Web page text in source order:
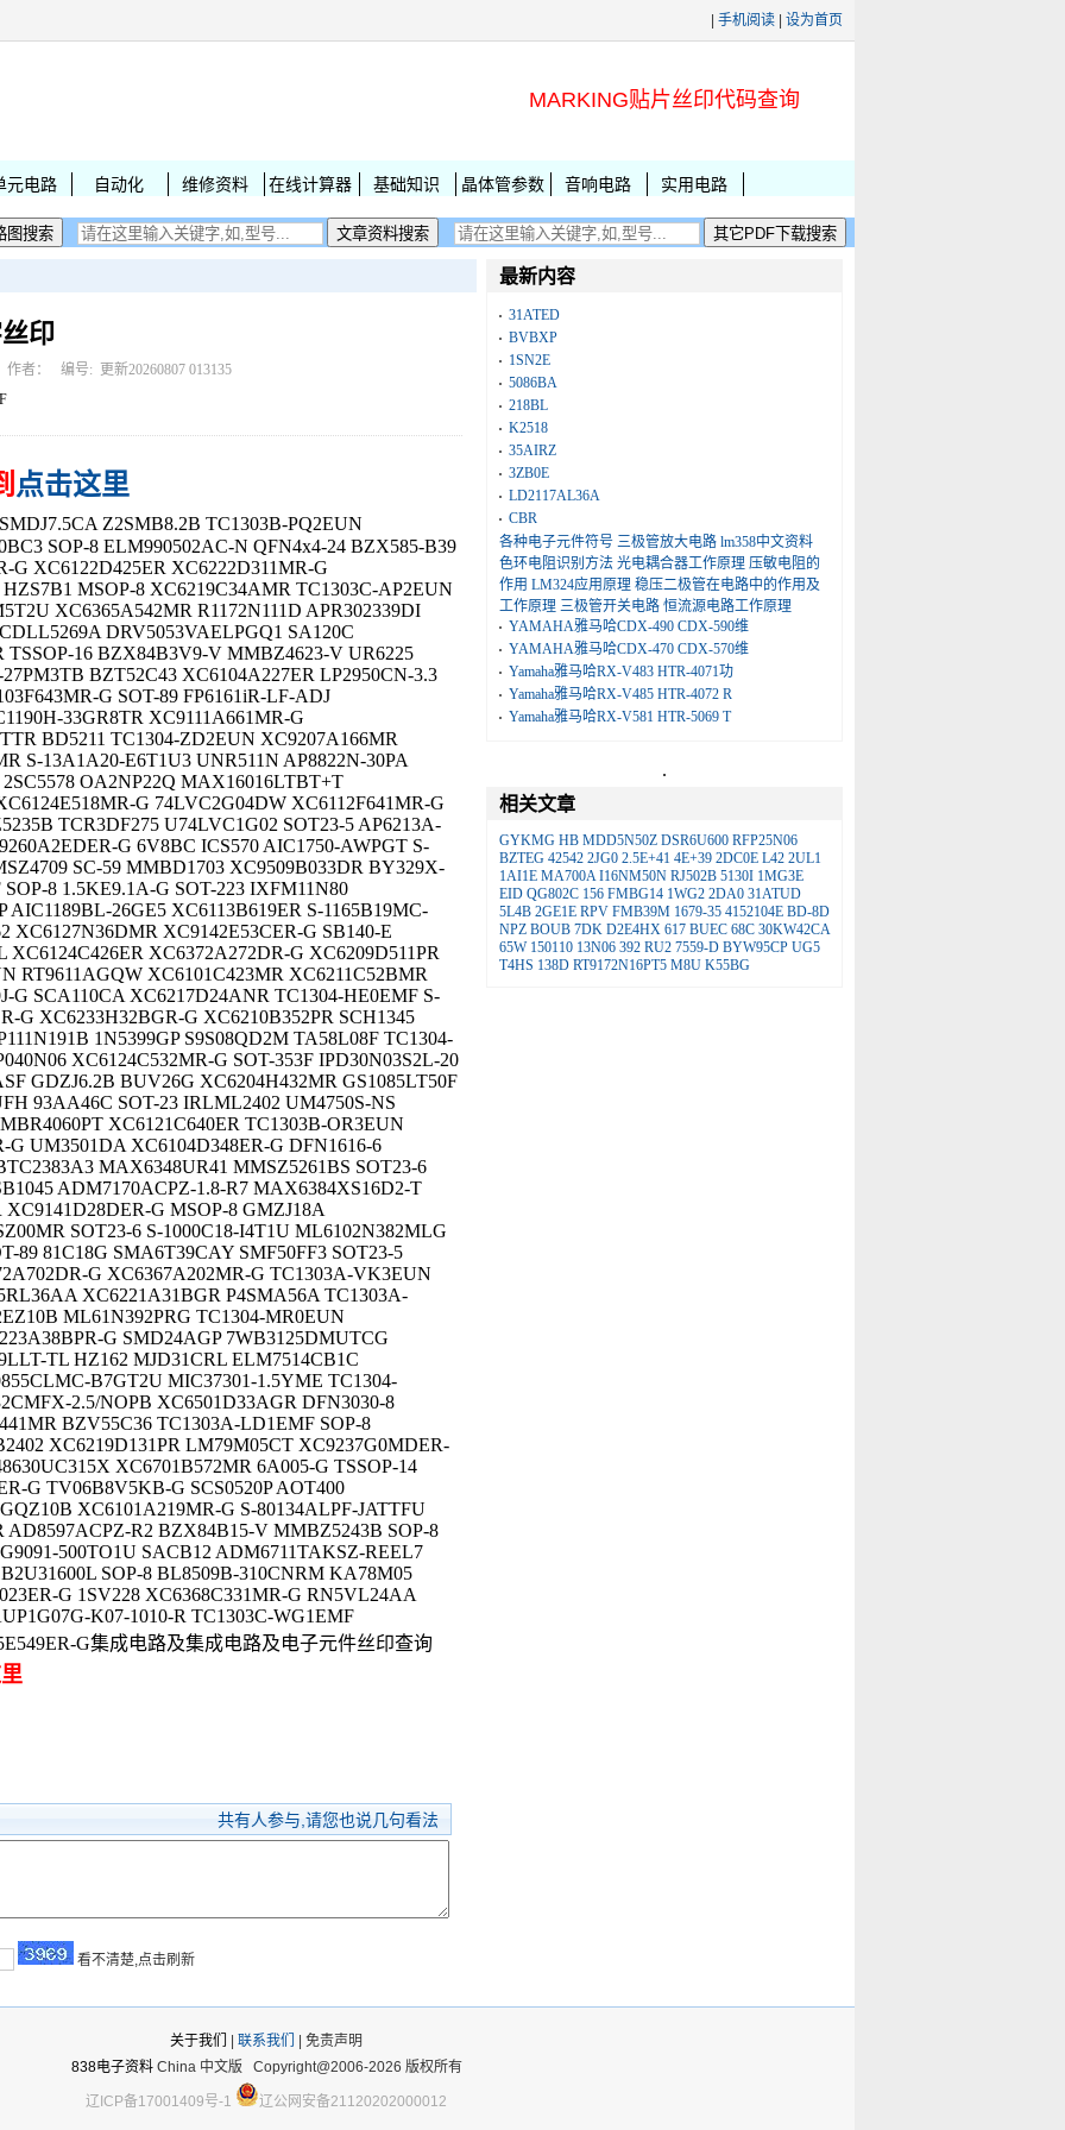
手机阅读 设为首页
MARKING贴片丝印代码查询
元电路 自动化 维修资料 在线计算器 基础知识 晶体管参数 音响电路 实用电路
印
者： 编号: 更新20260807 013135
点击这里
Z2SMB8.2B TC1303B-PQ2EUN
SOP-8 ELM990502AC-N QFN4x4-24 BZX585-B39
G XC6122D425ER XC6222D311MR-G
MSOP-8 XC6219C34AMR TC1303C-AP2EUN
XC6365A542MR R1172N111D APR302339DI
DRV5053VAELPGQ1 SA120C
16 BZX84B3V9-V MMBZ4623-V UR6225
BZT52C43 XC6104A227ER LP2950CN-3.3
G SOT-89 FP6161iR-LF-ADJ
33GR8TR XC9111A661MR-G
BD5211 TC1304-ZD2EUN XC9207A166MR
S-13A1A20-E6T1U3 UNR511N AP8822N-30PA
OA2NP22Q MAX16016LTBT+T
G 74LVC2G04DW XC6112F641MR-G
TCR3DF275 U74LVC1G02 SOT23-5 AP6213A-
G 6V8BC ICS570 AIC1750-AWPGT S-
SC-59 MMBD1703 XC9509B033DR BY329X-
8 1.5KE9.1A-G SOT-223 IXFM11N80
AIC1189BL-26GE5 XC6113B619ER S-1165B19MC-
XC6127N36DMR XC9142E53CER-G SB140-E
XC6372A272DR-G XC6209D511PR
RT9611AGQW XC6101C423MR XC6211C52BMR
G SCA110CA XC6217D24ANR TC1304-HE0EMF S-
G XC6233H32BGR-G XC6210B352PR SCH1345
1N5399GP S9S08QD2M TA58L08F TC1304-
XC6124C532MR-G SOT-353F IPD30N03S2L-20
GDZJ6.2B BUV26G XC6204H432MR GS1085LT50F
93AA46C SOT-23 IRLML2402 UM4750S-NS
XC6121C640ER TC1303B-OR3EUN
G UM3501DA XC6104D348ER-G DFN1616-6
MAX6348UR41 MMSZ5261BS SOT23-6
ADM7170ACPZ-1.8-R7 MAX6384XS16D2-T
G MSOP-8 GMZJ18A
SOT23-6 S-1000C18-I4T1U ML6102N382MLG
89 81C18G SMA6T39CAY SMF50FF3 SOT23-5
G XC6367A202MR-G TC1303A-VK3EUN
XC6221A31BGR P4SMA56A TC1303A-
ML61N392PRG TC1304-MR0EUN
G SMD24AGP 7WB3125DMUTCG
TL HZ162 MJD31CRL ELM7514CB1C
B7GT2U MIC37301-1.5YME TC1304-
2.5/NOPB XC6501D33AGR DFN3030-8
BZV55C36 TC1303A-LD1EMF SOP-8
XC6219D131PR LM79M05CT XC9237G0MDER-
XC6701B572MR 6A005-G TSSOP-14
G TV06B8V5KB-G SCS0520P AOT400
XC6101A219MR-G S-80134ALPF-JATTFU
R2 BZX84B15-V MMBZ5243B SOP-8
500TO1U SACB12 ADM6711TAKSZ-REEL7
SOP-8 BL8509B-310CNRM KA78M05
G 1SV228 XC6368C331MR-G RN5VL24AA
K07-1010-R TC1303C-WG1EMF
G集成电路及集成电路及电子元件丝印查询
共有人参与,请您也说几句看法
看不清楚,点击刷新
最新内容
31ATED
BVBXP
1SN2E
5086BA
218BL
K2518
35AIRZ
3ZB0E
LD2117AL36A
CBR
各种电子元件符号 三极管放大电路 lm358中文资料
色环电阻识别方法 光电耦合器工作原理 压敏电阻的
作用 LM324应用原理 稳压二极管在电路中的作用及
工作原理 三极管开关电路 恒流源电路工作原理
YAMAHA雅马哈CDX-490 CDX-590维
YAMAHA雅马哈CDX-470 CDX-570维
Yamaha雅马哈RX-V483 HTR-4071功
Yamaha雅马哈RX-V485 HTR-4072 R
Yamaha雅马哈RX-V581 HTR-5069 T
.
相关文章
GYKMG HB MDD5N50Z DSR6U600 RFP25N06
BZTEG 42542 2JG0 2.5E+41 4E+39 2DC0E L42 2UL1
1AI1E MA700A I16NM50N RJ502B 5130I 1MG3E
EID QG802C 156 FMBG14 1WG2 2DA0 31ATUD
5L4B 2GE1E RPV FMB39M 1679-35 4152104E BD-8D
NPZ BOUB 7DK D2E4HX 617 BUEC 68C 30KW42CA
65W 150110 13N06 392 RU2 7559-D BYW95CP UG5
T4HS 138D RT9172N16PT5 M8U K55BG
关于我们 联系我们
| 免责声明
838电子资料China 中文版 Copyright@2006-2026 版权所有
辽ICP备17001409号-1 辽公网安备21120202000012